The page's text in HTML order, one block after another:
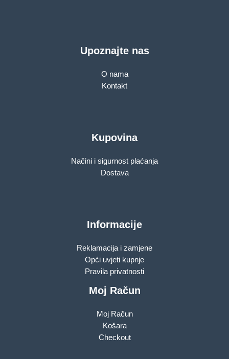
Upoznajte nas
O nama
Kontakt
Kupovina
Načini i sigurnost plaćanja
Dostava
Informacije
Reklamacija i zamjene
Opći uvjeti kupnje
Pravila privatnosti
Moj Račun
Moj Račun
Košara
Checkout